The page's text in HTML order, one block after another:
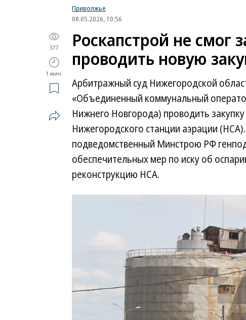
Приволжье
08.05.2026, 10:56
377
1 мин.
Роскапстрой не смог
проводить новую
Арбитражный суд Нижегородской
«Объединенный коммунальный
Нижнего Новгорода) проводить
Нижегородского станции аэрации
подведомственный Минстрою РФ
обеспечительных мер по иску об
реконструкцию НСА.